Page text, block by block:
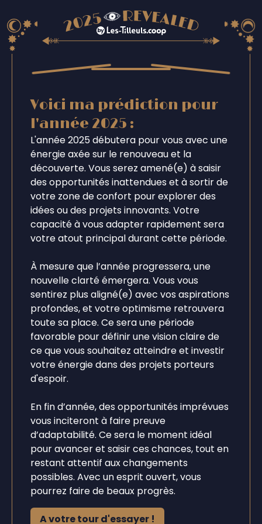
Voici ma prédiction pour
l'année 2025 :
L'année 2025 débutera pour vous avec une
énergie axée sur le renouveau et la
découverte. Vous serez amené(e) à saisir
des opportunités inattendues et à sortir de
votre zone de confort pour explorer des
idées ou des projets innovants. Votre
capacité à vous adapter rapidement sera
votre atout principal durant cette période.
À mesure que l’année progressera, une
nouvelle clarté émergera. Vous vous
sentirez plus aligné(e) avec vos aspirations
profondes, et votre optimisme retrouvera
toute sa place. Ce sera une période
favorable pour définir une vision claire de
ce que vous souhaitez atteindre et investir
votre énergie dans des projets porteurs
d'espoir.
En fin d’année, des opportunités imprévues
vous inciteront à faire preuve
d’adaptabilité. Ce sera le moment idéal
pour avancer et saisir ces chances, tout en
restant attentif aux changements
possibles. Avec un esprit ouvert, vous
pourrez faire de beaux progrès.
A votre tour d'essayer !